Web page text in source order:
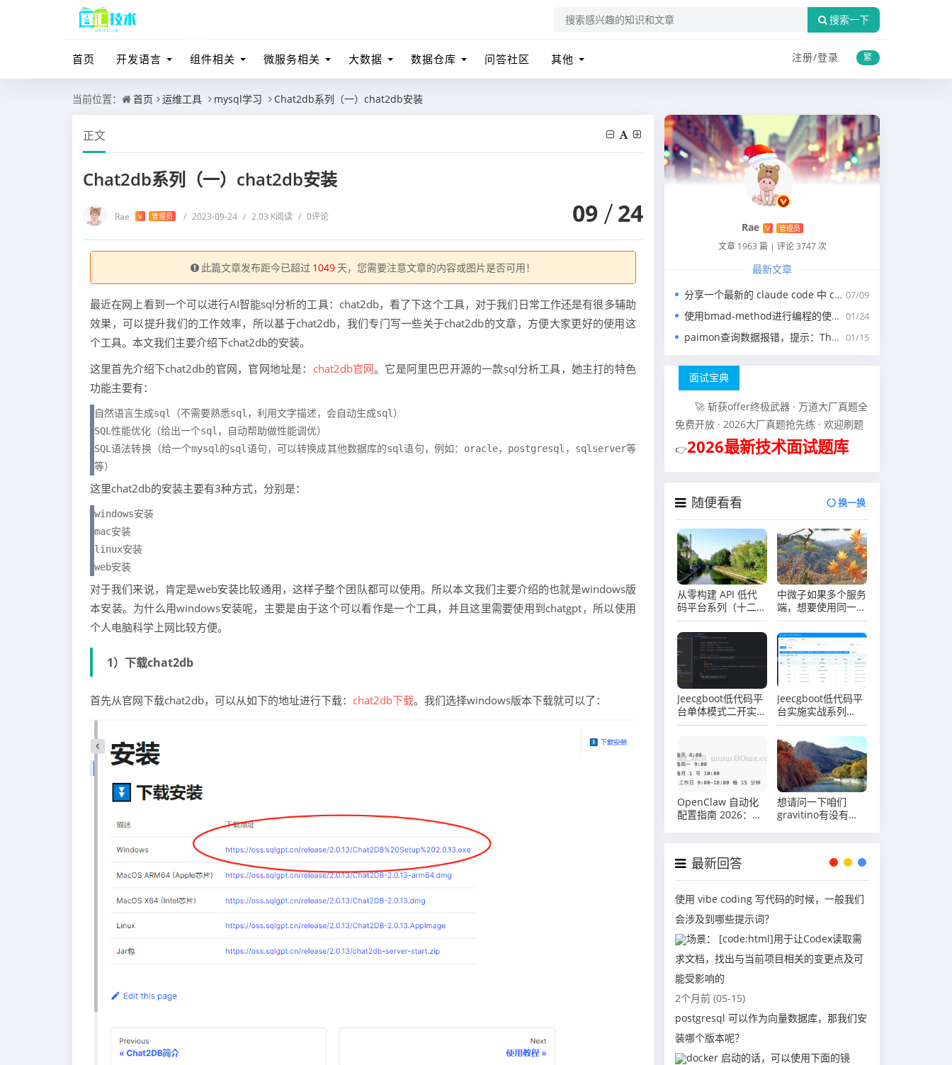
搜索一下
首页 开发语言 组件相关 微服务相关 大数据 数据仓库 问答社区 其他 注册/登录 繁
当前位置： 首页 运维工具 mysql学习 Chat2db系列（一）chat2db安装
正文
Chat2db系列（一）chat2db安装
Rae V 管理员 / 2023-09-24 / 2.03 K阅读 / 0评论 09 24
此篇文章发布距今已超过 1049 天，您需要注意文章的内容或图片是否可用！
最近在网上看到一个可以进行AI智能sql分析的工具：chat2db，看了下这个工具，对于我们日常工作还是有很多辅助
效果，可以提升我们的工作效率，所以基于chat2db，我们专门写一些关于chat2db的文章，方便大家更好的使用这
个工具。本文我们主要介绍下chat2db的安装。
这里首先介绍下chat2db的官网，官网地址是： chat2db官网。它是阿里巴巴开源的一款sql分析工具，她主打的特色
功能主要有：
自然语言生成sql（不需要熟悉sql，利用文字描述，会自动生成sql）
SQL性能优化（给出一个sql，自动帮助做性能调优）
SQL语法转换（给一个mysql的sql语句，可以转换成其他数据库的sql语句，例如：oracle，postgresql，sqlserver等
等）
这里chat2db的安装主要有3种方式，分别是：
windows安装
mac安装
linux安装
web安装
对于我们来说，肯定是web安装比较通用，这样子整个团队都可以使用。所以本文我们主要介绍的也就是windows版
本安装。为什么用windows安装呢，主要是由于这个可以看作是一个工具，并且这里需要使用到chatgpt，所以使用
个人电脑科学上网比较方便。
1）下载chat2db
首先从官网下载chat2db，可以从如下的地址进行下载： chat2db下载。我们选择windows版本下载就可以了：
Rae V 管理员
文章 1963 篇 | 评论 3747 次
最新文章
07/09
分享一个最新的 claude code 中 claude.md 写代码的规约文件
01/24
使用bmad-method进行编程的使用指南
01/15
paimon查询数据报错，提示：The specified scan snapshotId 15845 is out of available snapshotId range [17875, 178
面试宝典
🚀 斩获offer终极武器 · 万道大厂真题全
免费开放 · 2026大厂真题抢先练 · 欢迎刷题
👉2026最新技术面试题库
随便看看 换一换
从零构建 API 低代
码平台系列（十二）
高并发优化与部署实
践
中微子如果多个服务
端，想要使用同一个
客户端，这种模式支
持吗？
Jeecgboot低代码平
台单体模式二开实战
系列（十四）自定义
Jeecgboot低代码平
台实施实战系列
（十）场景实战司机
管理之表单字段权限
控制
OpenClaw 自动化
配置指南 2026：
想请问一下咱们
gravitino有没有
最新回答
使用 vibe coding 写代码的时候，一般我们
会涉及到哪些提示词？
场景： [code:html]用于让Codex读取需
求文档，找出与当前项目相关的变更点及可
能受影响的
2个月前 (05-15)
postgresql 可以作为向量数据库，那我们安
装哪个版本呢？
docker 启动的话，可以使用下面的镜